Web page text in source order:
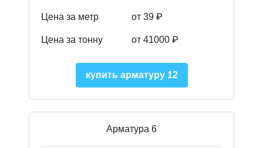
Цена за метр от 39 ₽
Цена за тонну от 41000 ₽
купить арматуру 12
Арматура 6